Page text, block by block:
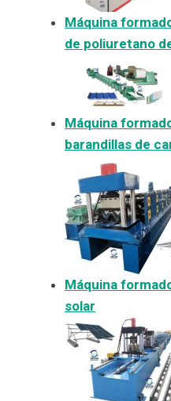
Máquina
de poliuretano
Máquina
barandillas de
Máquina
solar